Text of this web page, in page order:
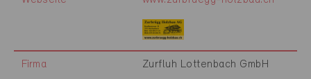
Firma Zurfluh Lottenbach GmbH